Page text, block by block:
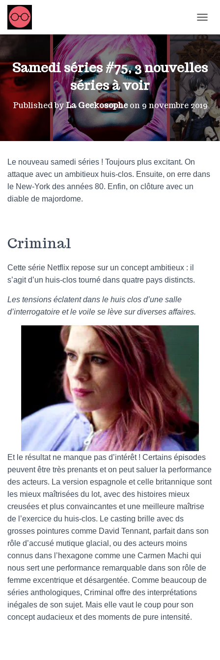
Samedi séries #75, 3 nouvelles
séries à voir
Published byLa Geekosopheon9 novembre 2019
Le nouveau samedi séries ! Toujours plus excitant. On
attaque avec un ambitieux huis-clos. Ensuite, on erre dans
le New-York des années 80. Enfin, on clôture avec un
diable de majordome.
Criminal
Cette série Netflix repose sur un concept ambitieux : il
s’agit d’un huis-clos tourné dans quatre pays distincts.
Les tensions éclatent dans le huis clos d’une salle
d’interrogatoire et le voile se lève sur diverses affaires.
Et le résultat ne manque pas d’intérêt ! Certains épisodes
peuvent être très prenants et on peut saluer la performance
des acteurs. La version espagnole et celle britannique sont
les mieux maîtrisées du lot, avec des histoires mieux
creusées et plus convaincantes et une meilleure maîtrise
de l’exercice du huis-clos. Le casting brille avec ds
grosses pointures comme David Tennant, parfait dans son
rôle d’accusé mutique glacial, ou des acteurs moins
connus dans l’hexagone comme une Carmen Machi qui
nous sert une performance remarquable dans son rôle de
femme excentrique et désargentée. Comme beaucoup de
séries anthologiques, Criminal offre des interprétations
inégales de son sujet. Mais elle vaut le coup pour son
concept audacieux et des moments de pure intensité.